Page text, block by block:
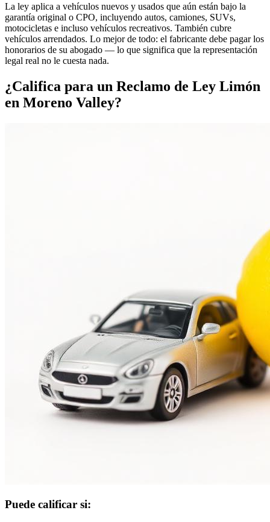
La ley aplica a vehículos nuevos y usados que aún están bajo la
garantía original o CPO, incluyendo autos, camiones, SUVs,
motocicletas e incluso vehículos recreativos. También cubre
vehículos arrendados. Lo mejor de todo: el fabricante debe pagar los
honorarios de su abogado — lo que significa que la representación
legal real no le cuesta nada.
¿Califica para un Reclamo de Ley Limón
en Moreno Valley?
Puede calificar si: